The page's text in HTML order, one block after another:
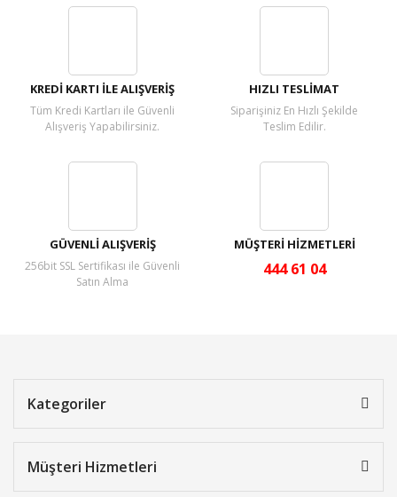
KREDİ KARTI İLE ALIŞVERİŞ
Tüm Kredi Kartları ile Güvenli
Alışveriş Yapabilirsiniz.
HIZLI TESLİMAT
Siparişiniz En Hızlı Şekilde
Teslim Edilir.
GÜVENLİ ALIŞVERİŞ
256bit SSL Sertifikası ile Güvenli
Satın Alma
MÜŞTERİ HİZMETLERİ
444 61 04
Kategoriler
Müşteri Hizmetleri